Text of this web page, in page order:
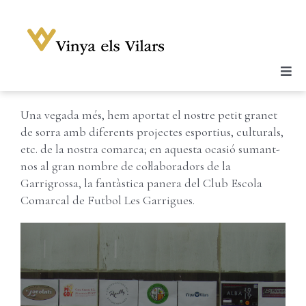
content
Celler
Vins
Enoturisme
Notícies
Galeria
Compte
Una vegada més, hem aportat el nostre petit granet
de sorra amb diferents projectes esportius, culturals,
etc. de la nostra comarca; en aquesta ocasió sumant-
nos al gran nombre de col·laboradors de la
Garrigrossa, la fantàstica panera del Club Escola
Comarcal de Futbol Les Garrigues.